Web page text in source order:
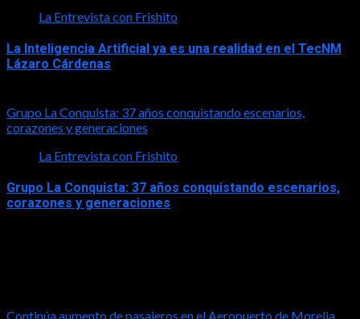
La Entrevista con Frishito
La Inteligencia Artificial ya es una realidad en el TecNM
Lázaro Cárdenas
Grupo La Conquista: 37 años conquistando escenarios,
corazones y generaciones
La Entrevista con Frishito
Grupo La Conquista: 37 años conquistando escenarios,
corazones y generaciones
Continúa aumento de pasajeros en el Aeropuerto de Morelia